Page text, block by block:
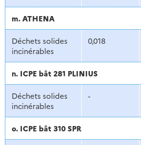
m. ATHENA
Déchets solides
incinérables
0,018
n. ICPE bât 281 PLINIUS
Déchets solides
incinérables
-
o. ICPE bât 310 SPR